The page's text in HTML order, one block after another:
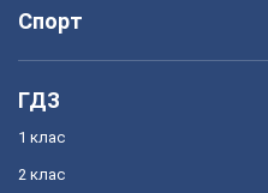
Спорт
ГДЗ
1 клас
2 клас